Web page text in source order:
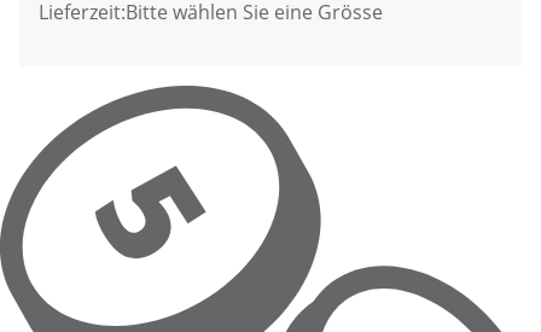
Lieferzeit:Bitte wählen Sie eine Grösse